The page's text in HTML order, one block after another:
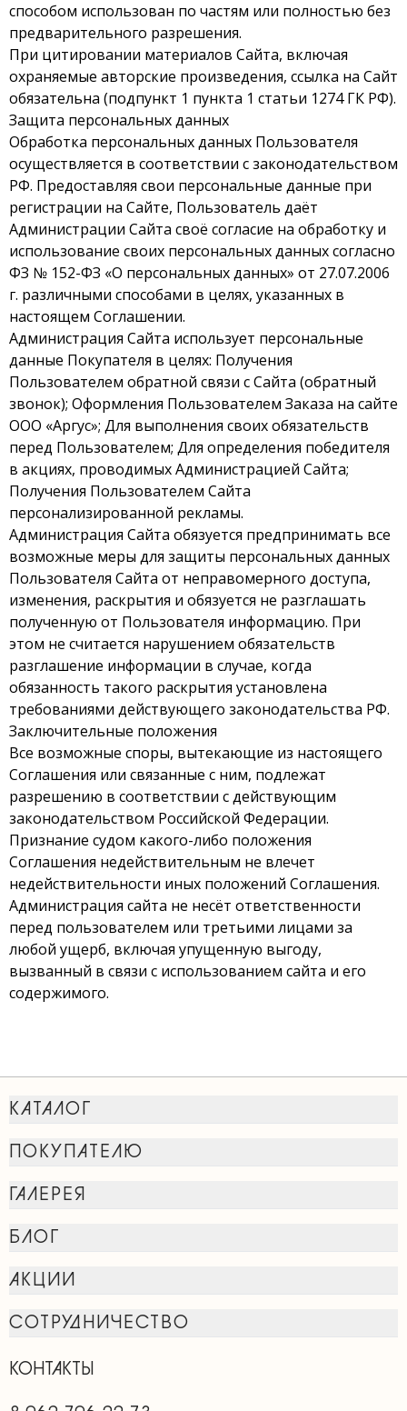
способом использован по частям или полностью без
предварительного разрешения.
При цитировании материалов Сайта, включая
охраняемые авторские произведения, ссылка на Сайт
обязательна (подпункт 1 пункта 1 статьи 1274 ГК РФ).
Защита персональных данных
Обработка персональных данных Пользователя
осуществляется в соответствии с законодательством
РФ. Предоставляя свои персональные данные при
регистрации на Сайте, Пользователь даёт
Администрации Сайта своё согласие на обработку и
использование своих персональных данных согласно
ФЗ № 152-ФЗ «О персональных данных» от 27.07.2006
г. различными способами в целях, указанных в
настоящем Соглашении.
Администрация Сайта использует персональные
данные Покупателя в целях: Получения
Пользователем обратной связи с Сайта (обратный
звонок); Оформления Пользователем Заказа на сайте
ООО «Аргус»; Для выполнения своих обязательств
перед Пользователем; Для определения победителя
в акциях, проводимых Администрацией Сайта;
Получения Пользователем Сайта
персонализированной рекламы.
Администрация Сайта обязуется предпринимать все
возможные меры для защиты персональных данных
Пользователя Сайта от неправомерного доступа,
изменения, раскрытия и обязуется не разглашать
полученную от Пользователя информацию. При
этом не считается нарушением обязательств
разглашение информации в случае, когда
обязанность такого раскрытия установлена
требованиями действующего законодательства РФ.
Заключительные положения
Все возможные споры, вытекающие из настоящего
Соглашения или связанные с ним, подлежат
разрешению в соответствии с действующим
законодательством Российской Федерации.
Признание судом какого-либо положения
Соглашения недействительным не влечет
недействительности иных положений Соглашения.
Администрация сайта не несёт ответственности
перед пользователем или третьими лицами за
любой ущерб, включая упущенную выгоду,
вызванный в связи с использованием сайта и его
содержимого.
КАТАЛОГ
ПОКУПАТЕЛЮ
ГАЛЕРЕЯ
БЛОГ
АКЦИИ
СОТРУДНИЧЕСТВО
КОНТАКТЫ